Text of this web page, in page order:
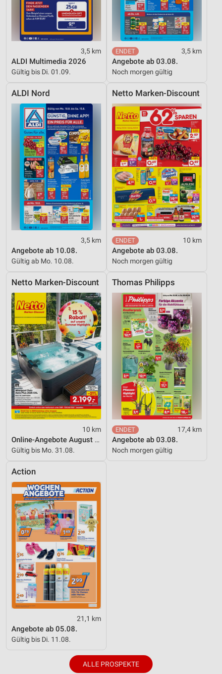
3,5 km
ALDI Multimedia 2026
Gültig bis Di. 01.09.
3,5 km
Angebote ab 03.08.
Noch morgen gültig
ALDI Nord
3,5 km
Angebote ab 10.08.
Gültig ab Mo. 10.08.
Netto Marken-Discount
10 km
Angebote ab 03.08.
Noch morgen gültig
Netto Marken-Discount
10 km
Online-Angebote August 2026
Gültig bis Mo. 31.08.
Thomas Philipps
17,4 km
Angebote ab 03.08.
Noch morgen gültig
Action
21,1 km
Angebote ab 05.08.
Gültig bis Di. 11.08.
ALLE PROSPEKTE